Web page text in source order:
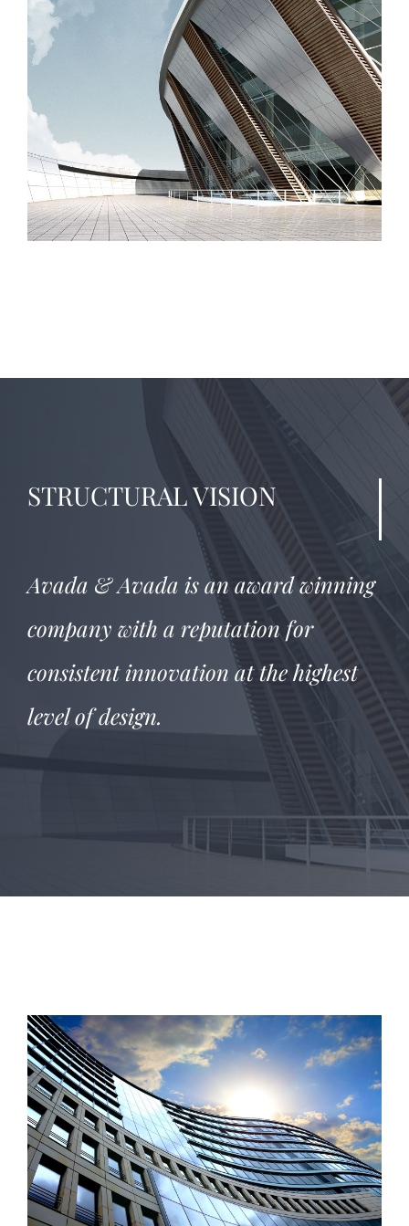
STRUCTURALVISION
Avada & Avada is an award winning
company with a reputation for
consistent innovation at the highest
level of design.